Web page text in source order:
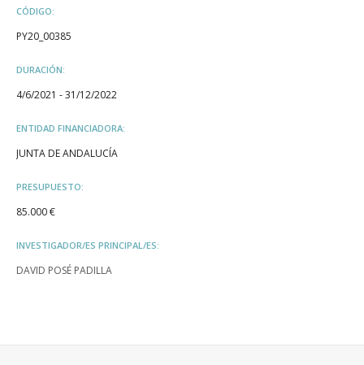
CÓDIGO:
PY20_00385
DURACIÓN:
4/6/2021 - 31/12/2022
ENTIDAD FINANCIADORA:
JUNTA DE ANDALUCÍA
PRESUPUESTO:
85.000 €
INVESTIGADOR/ES PRINCIPAL/ES:
DAVID POSÉ PADILLA